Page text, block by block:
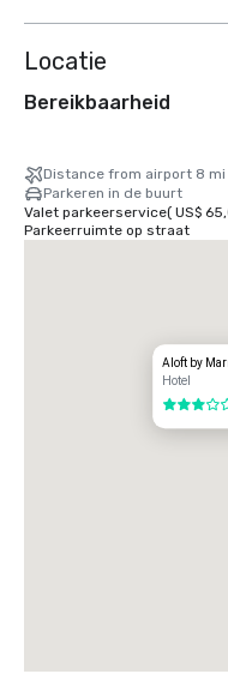
Locatie
Bereikbaarheid
Distance from airport 8 mi
Parkeren in de buurt
Valet parkeerservice( US$
Parkeerruimte op straat
Aloft by
Hotel
3 van 5